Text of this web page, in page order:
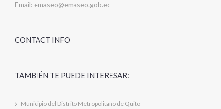
Email: emaseo@emaseo.gob.ec
CONTACT INFO
TAMBIÉN TE PUEDE INTERESAR:
Municipio del Distrito Metropolitano de Quito